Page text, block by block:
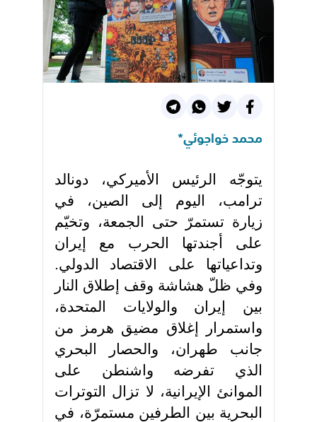
محمد خواجوئي*
يتوجّه الرئيس الأميركي، دونالد
ترامب، اليوم إلى الصين، في
زيارة تستمرّ حتى الجمعة، وتخيّم
على أجندتها الحرب مع إيران
وتداعياتها على الاقتصاد الدولي.
وفي ظلّ هشاشة وقف إطلاق النار
بين إيران والولايات المتحدة،
واستمرار إغلاق مضيق هرمز من
جانب طهران، والحصار البحري
الذي تفرضه واشنطن على
الموانئ الإيرانية، لا تزال التوترات
البحرية بين الطرفين مستمرّة، في